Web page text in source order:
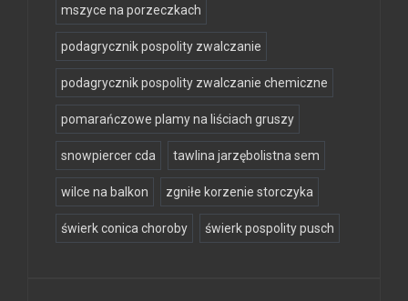
mszyce na porzeczkach
podagrycznik pospolity zwalczanie
podagrycznik pospolity zwalczanie chemiczne
pomarańczowe plamy na liściach gruszy
snowpiercer cda tawlina jarzębolistna sem
wilce na balkon zgniłe korzenie storczyka
świerk conica choroby świerk pospolity pusch